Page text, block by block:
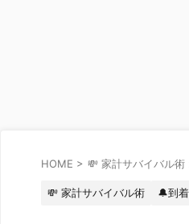
HOME > 💸 家計サバイバル術
💸 家計サバイバル術 🔔到